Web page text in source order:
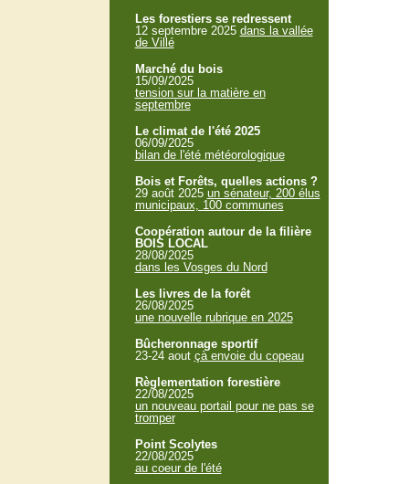
Les forestiers se redressent
12 septembre 2025 dans la vallée
de Villé
Marché du bois
15/09/2025
tension sur la matière en
septembre
Le climat de l'été 2025
06/09/2025
bilan de l'été météorologique
Bois et Forêts, quelles actions ?
29 août 2025 un sénateur, 200 élus
municipaux, 100 communes
Coopération autour de la filière
BOIS LOCAL
28/08/2025
dans les Vosges du Nord
Les livres de la forêt
26/08/2025
une nouvelle rubrique en 2025
Bûcheronnage sportif
23-24 aout çà envoie du copeau
Règlementation forestière
22/08/2025
un nouveau portail pour ne pas se
tromper
Point Scolytes
22/08/2025
au coeur de l'été